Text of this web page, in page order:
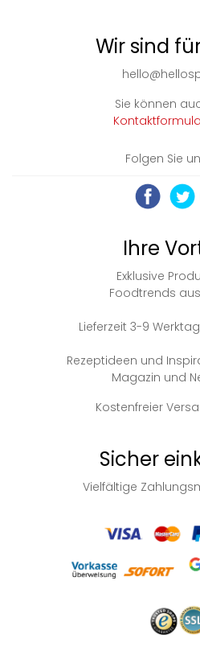
Wir sind
Sie können
Folgen Sie
Ihre
Exklusive
Foodtrends
Lieferzeit 3-9
Rezeptideen und
Magazin und
Kostenfreier
Sicher
Vielfältige